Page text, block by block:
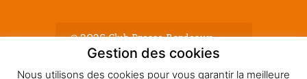
@ 2026 Club Presse Bordeaux -
Tous droits réservés - Mentions
légales
Gestion des cookies
Nous utilisons des cookies pour vous garantir la meilleure